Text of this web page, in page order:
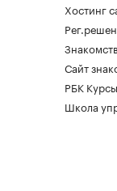
Хостинг
Сайт
РБК Курсы
Школа